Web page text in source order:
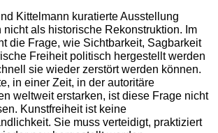
Kittelmann kuratierte Ausstellung
nicht als historische Rekonstruktion. Im
die Frage, wie Sichtbarkeit, Sagbarkeit
Freiheit politisch hergestellt werden
sie wieder zerstört werden können.
in einer Zeit, in der autoritäre
weltweit erstarken, ist diese Frage nicht
Kunstfreiheit ist keine
Sie muss verteidigt, praktiziert